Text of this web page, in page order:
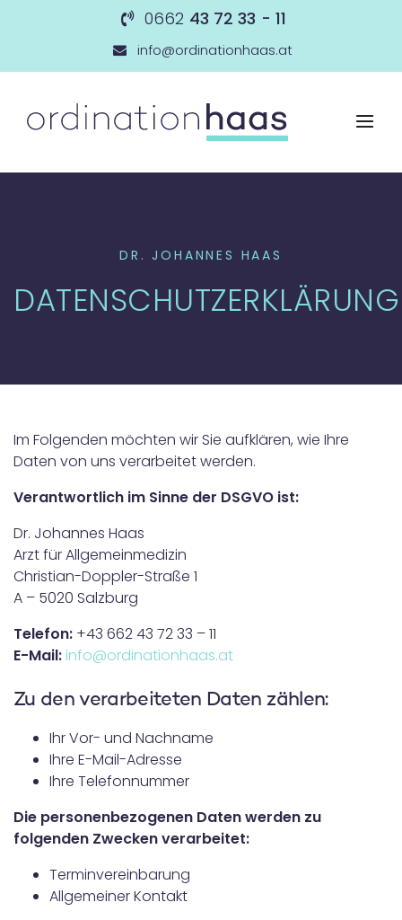
0662 43 72 33 - 11
info@ordinationhaas.at
DR. JOHANNES HAAS
DATENSCHUTZERKLÄRUNG
Im Folgenden möchten wir Sie aufklären, wie Ihre
Daten von uns verarbeitet werden.
Verantwortlich im Sinne der DSGVO ist:
Dr. Johannes Haas
Arzt für Allgemeinmedizin
Christian-Doppler-Straße 1
A – 5020 Salzburg
Telefon: +43 662 43 72 33 – 11
E-Mail: info@ordinationhaas.at
Zu den verarbeiteten Daten zählen:
Ihr Vor- und Nachname
Ihre E-Mail-Adresse
Ihre Telefonnummer
Die personenbezogenen Daten werden zu
folgenden Zwecken verarbeitet:
Terminvereinbarung
Allgemeiner Kontakt